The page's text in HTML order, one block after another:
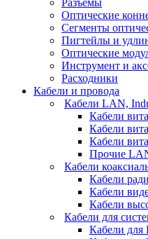
Оптические
Сегменты
Пигтейлы и
Оптические
Инструмент и
Расходники
Кабели и провода
Кабели LAN,
Кабели
Кабели
Кабели
Прочие
Кабели
Кабели
Кабели
Кабели
Кабели для
Кабели для